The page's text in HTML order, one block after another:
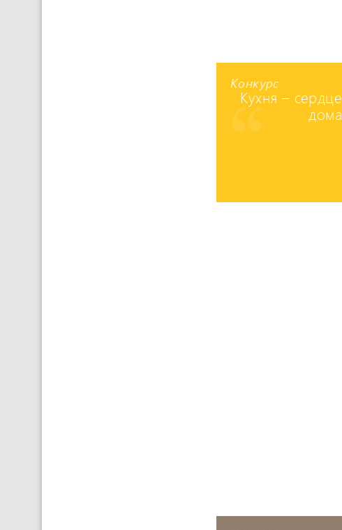
Конкурс
Кухня – сердце
дома